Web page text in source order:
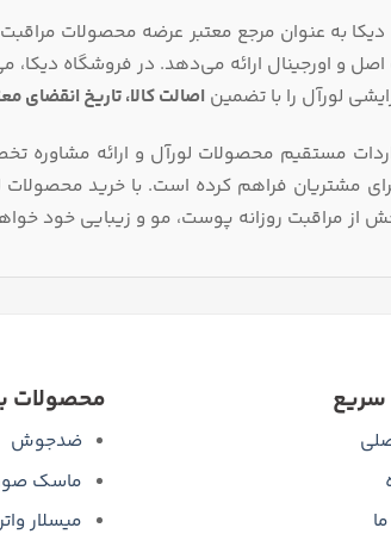
و اورجینال ارائه می‌دهد. در فروشگاه دیکا،
لورآل را با تضمین اصالت کالا، تاریخ انقضای
مستقیم محصولات لورآل و ارائه
مشتریان فراهم کرده است. با خرید محصولات
از مراقبت روزانه پوست، مو و زیبایی خود
محصولات
ضدجوش
ماسک
میسلار